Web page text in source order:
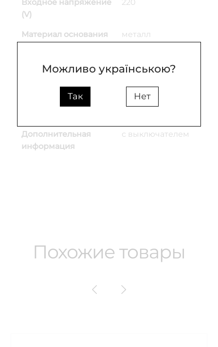
Входное напряжение
(V)
220
Материал основания металл
Цвет основы латунь
Цвет плафона белый
Дополнительная
информация
с выключателем
Похожие товары
Можливо українською?
Так Нет